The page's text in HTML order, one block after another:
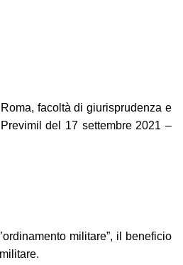
facoltà di giurisprudenza e
del 17 settembre 2021 –
militare”, il beneficio